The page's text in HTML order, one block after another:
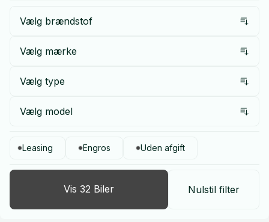
Vælg brændstof
Vælg mærke
Vælg type
Vælg model
Leasing Engros Uden afgift
Vis 32 Biler Nulstil filter